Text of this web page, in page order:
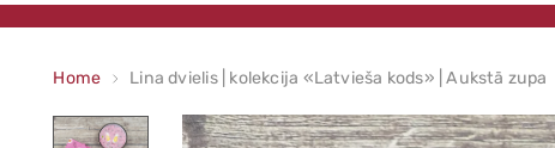
Home Lina dvielis | kolekcija «Latvieša kods» | Aukstā zupa